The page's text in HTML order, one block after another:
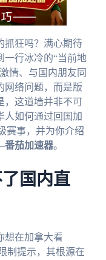
抓狂吗？满心期待
一行冰冷的“当前地
情、与国内朋友同
网络问题，而是版
，这道墙并非不可
人如何通过回国加
赛事，并为你介绍
番茄加速器。
国内直
想在加拿大看
制提示，其根源在